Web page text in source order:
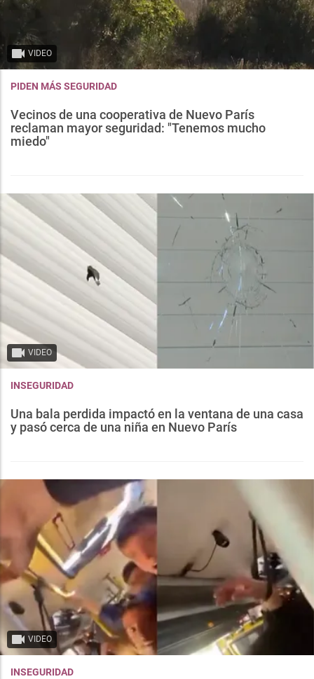
VIDEO
PIDEN MÁS SEGURIDAD
Vecinos de una cooperativa de Nuevo París
reclaman mayor seguridad: "Tenemos mucho
miedo"
VIDEO
INSEGURIDAD
Una bala perdida impactó en la ventana de una casa
y pasó cerca de una niña en Nuevo París
VIDEO
INSEGURIDAD